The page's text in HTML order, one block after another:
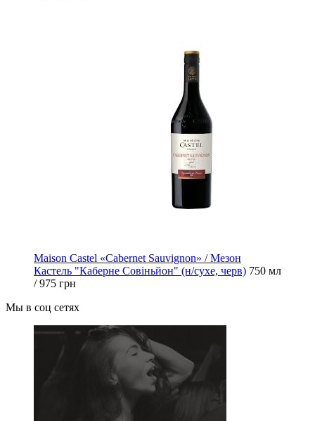
Maison Castel «Cabernet Sauvignon» / Мезон
Кастель "Каберне Совіньйон" (н/сухе, черв) 750 мл
/ 975 грн
Мы в соц сетях